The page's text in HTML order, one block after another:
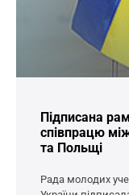
Підписана
співпрацю
та Польщі
Рада молодих